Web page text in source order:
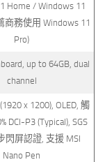
Home / Windows 11
商務使用 Windows 11
Pro)
up to 64GB, dual
channel
x 1200), OLED, 觸
DCI-P3 (Typical), SGS
閃屏認證, 支援 MSI
Nano Pen